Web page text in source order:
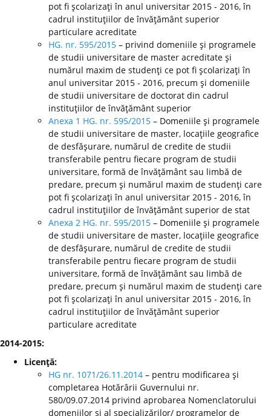
pot fi şcolarizaţi în anul universitar 2015 - 2016, în
cadrul instituţiilor de învăţământ superior
particulare acreditate
HG. nr. 595/2015 – privind domeniile şi programele
de studii universitare de master acreditate şi
numărul maxim de studenţi ce pot fi şcolarizaţi în
anul universitar 2015 - 2016, precum şi domeniile
de studii universitare de doctorat din cadrul
instituţiilor de învăţământ superior
Anexa 1 HG. nr. 595/2015 – Domeniile şi programele
de studii universitare de master, locaţiile geografice
de desfăşurare, numărul de credite de studii
transferabile pentru fiecare program de studii
universitare, formă de învăţământ sau limbă de
predare, precum şi numărul maxim de studenţi care
pot fi şcolarizaţi în anul universitar 2015 - 2016, în
cadrul instituţiilor de învăţământ superior de stat
Anexa 2 HG. nr. 595/2015 – Domeniile şi programele
de studii universitare de master, locaţiile geografice
de desfăşurare, numărul de credite de studii
transferabile pentru fiecare program de studii
universitare, formă de învăţământ sau limbă de
predare, precum şi numărul maxim de studenţi care
pot fi şcolarizaţi în anul universitar 2015 - 2016, în
cadrul instituţiilor de învăţământ superior
particulare acreditate
2014-2015:
Licenţă:
HG nr. 1071/26.11.2014 – pentru modificarea şi
completarea Hotărârii Guvernului nr.
580/09.07.2014 privind aprobarea Nomenclatorului
domeniilor şi al specializărilor/ programelor de